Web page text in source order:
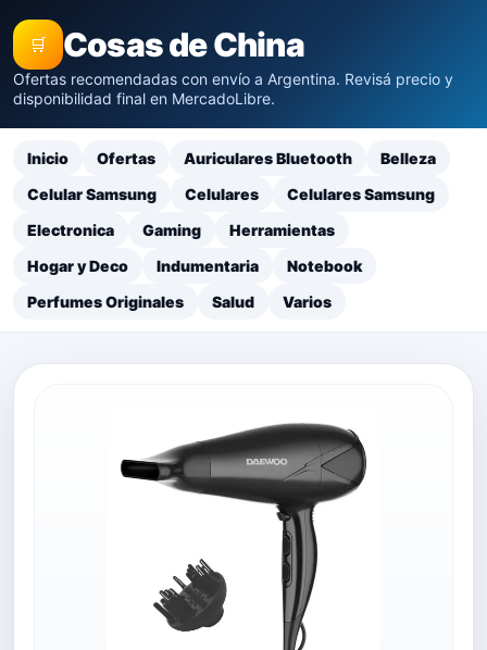
🛒 Cosas de China
Ofertas recomendadas con envío a Argentina. Revisá precio y
disponibilidad final en MercadoLibre.
Inicio Ofertas Auriculares Bluetooth
Belleza
Celular Samsung
Celulares
Celulares Samsung
Electronica
Gaming
Herramientas
Hogar y Deco
Indumentaria
Notebook
Perfumes Originales
Salud Varios